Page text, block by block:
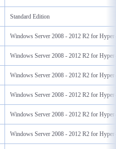
Standard Edition
Windows Server 2008 - 2012 R2 for
Windows Server 2008 - 2012 R2 for
Windows Server 2008 - 2012 R2 for
Windows Server 2008 - 2012 R2 for
Windows Server 2008 - 2012 R2 for
Windows Server 2008 - 2012 R2 for